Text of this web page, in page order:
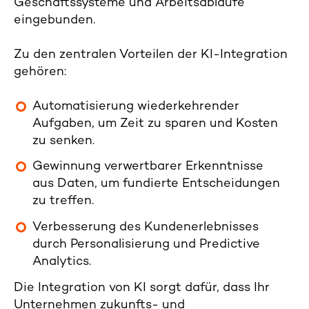
Geschäftssysteme und Arbeitsabläufe
eingebunden.
Zu den zentralen Vorteilen der KI-Integration
gehören:
Automatisierung wiederkehrender
Aufgaben, um Zeit zu sparen und Kosten
zu senken.
Gewinnung verwertbarer Erkenntnisse
aus Daten, um fundierte Entscheidungen
zu treffen.
Verbesserung des Kundenerlebnisses
durch Personalisierung und Predictive
Analytics.
Die Integration von KI sorgt dafür, dass Ihr
Unternehmen zukunfts- und